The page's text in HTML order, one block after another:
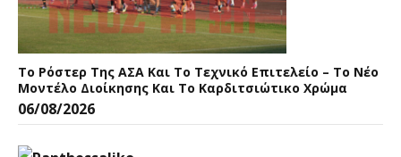
Το Ρόστερ Της ΑΣΑ Και Το Τεχνικό Επιτελείο – Το Νέο
Μοντέλο Διοίκησης Και Το Καρδιτσιώτικο Χρώμα
06/08/2026